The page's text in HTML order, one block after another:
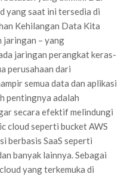
yang saat ini tersedia di
Kehilangan Data Kita
jaringan – yang
jaringan perangkat keras-
perusahaan dari
semua data dan aplikasi
pentingnya adalah
secara efektif melindungi
cloud seperti bucket AWS
berbasis SaaS seperti
banyak lainnya. Sebagai
yang terkemuka di